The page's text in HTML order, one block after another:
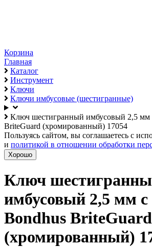
Корзина
Главная
Каталог
Инструмент
Ключи
Ключи имбусовые (шестигранные)
Ключ шестигранный имбусовый 2,5 мм
BriteGuard (хромированный) 17054
Пользуясь сайтом, вы соглашаетесь с
и политикой в отношении обработки
Хорошо
Ключ
имбусовый 2,5 мм
Bondhus BriteGuard
(хромированный)